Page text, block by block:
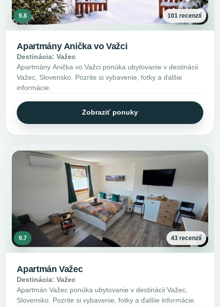
9.8 101 recenzií
Apartmány Anička vo Važci
Destinácia: Važec
Apartmány Anička vo Važci ponúka ubytovanie v destinácii
Važec, Slovensko. Pozrite si vybavenie, fotky a ďalšie
informácie.
Zobraziť ponuky
9.7 43 recenzií
Apartmán Važec
Destinácia: Važec
Apartmán Važec ponúka ubytovanie v destinácii Važec,
Slovensko. Pozrite si vybavenie, fotky a ďalšie informácie.